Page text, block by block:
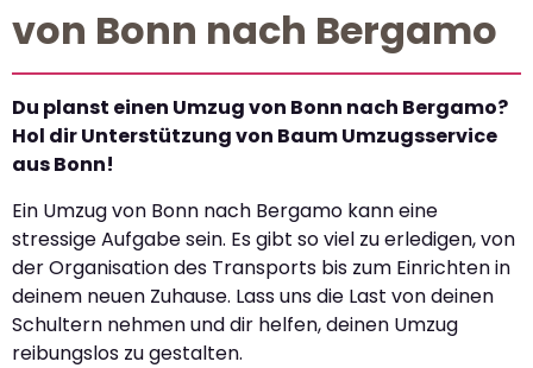
von Bonn nach Bergamo
Du planst einen Umzug von Bonn nach Bergamo?
Hol dir Unterstützung von Baum Umzugsservice
aus Bonn!
Ein Umzug von Bonn nach Bergamo kann eine
stressige Aufgabe sein. Es gibt so viel zu erledigen, von
der Organisation des Transports bis zum Einrichten in
deinem neuen Zuhause. Lass uns die Last von deinen
Schultern nehmen und dir helfen, deinen Umzug
reibungslos zu gestalten.